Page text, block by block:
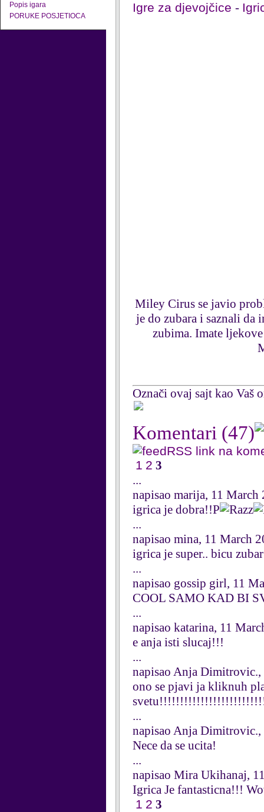
Popis igara
PORUKE POSJETIOCA
Igre za djevojčice -
Miley Cirus se javio
je do zubara i saznali da
zubima. Imate
Označi ovaj sajt kao Vaš
Komentari (47)
RSS link na
1 2 3
...
napisao marija, 11 March
igrica je dobra!!P
...
napisao mina, 11 March
igrica je super.. bicu
...
napisao gossip girl, 11
COOL SAMO KAD BI
...
napisao katarina, 11
e anja isti slucaj!!!
...
napisao Anja
ono se pjavi ja kliknuh
...
napisao Anja
Nece da se ucita!
...
napisao Mira Ukihanaj,
Igrica Je fantasticna!!!
1 2 3